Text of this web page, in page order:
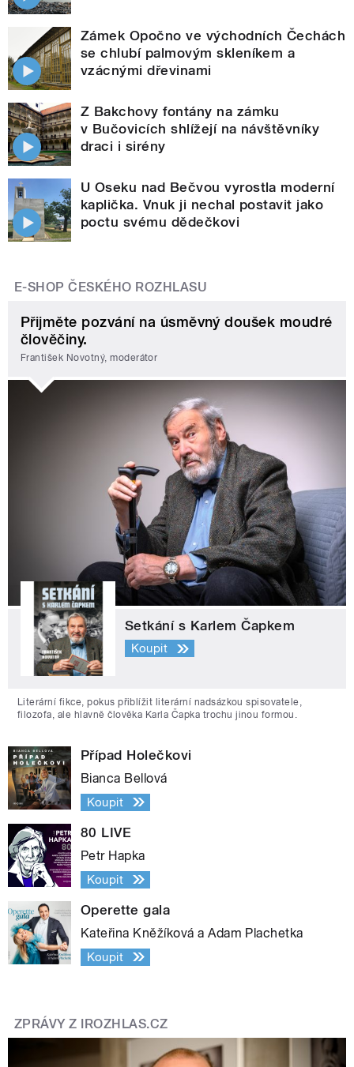
Zámek Opočno ve východních Čechách
se chlubí palmovým skleníkem a
vzácnými dřevinami
Z Bakchovy fontány na zámku
v Bučovicích shlížejí na návštěvníky
draci i sirény
U Oseku nad Bečvou vyrostla moderní
kaplička. Vnuk ji nechal postavit jako
poctu svému dědečkovi
E-SHOP ČESKÉHO ROZHLASU
Přijměte pozvání na úsměvný doušek moudré
člověčiny.
František Novotný, moderátor
Setkání s Karlem Čapkem
Koupit
Literární fikce, pokus přiblížit literární nadsázkou spisovatele,
filozofa, ale hlavně člověka Karla Čapka trochu jinou formou.
Případ Holečkovi
Bianca Bellová
Koupit
80 LIVE
Petr Hapka
Koupit
Operette gala
Kateřina Kněžíková a Adam Plachetka
Koupit
ZPRÁVY Z IROZHLAS.CZ